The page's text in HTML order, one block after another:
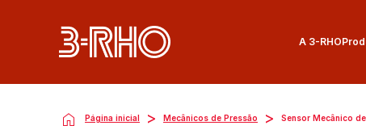
A 3-RHO
Página inicial > Mecânicos de Pressão > Sensor Mecânico